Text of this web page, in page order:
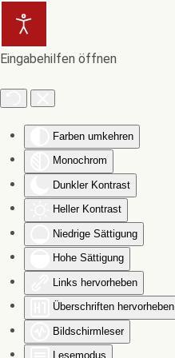
Eingabehilfen öffnen
Farben umkehren
Monochrom
Dunkler Kontrast
Heller Kontrast
Niedrige Sättigung
Hohe Sättigung
Links hervorheben
Überschriften hervorheben
Bildschirmleser
Lesemodus
Zum Hauptinhalt springen